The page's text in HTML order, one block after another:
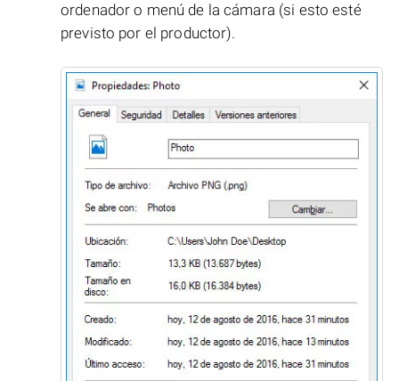
ordenador o menú de la cámara (si esto esté
previsto por el productor).